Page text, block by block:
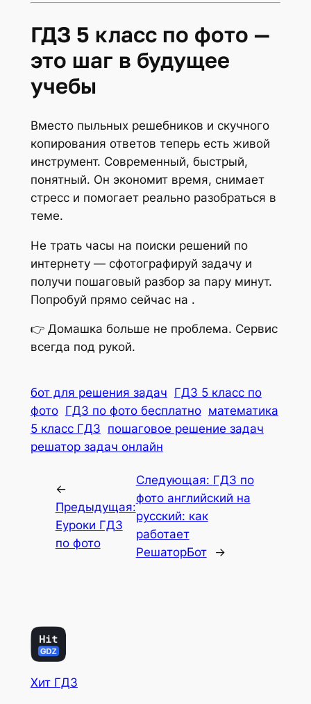
ГДЗ 5 класс по фото —
это шаг в будущее
учебы
Вместо пыльных решебников и скучного
копирования ответов теперь есть живой
инструмент. Современный, быстрый,
понятный. Он экономит время, снимает
стресс и помогает реально разобраться в
теме.
Не трать часы на поиски решений по
интернету — сфотографируй задачу и
получи пошаговый разбор за пару минут.
Попробуй прямо сейчас на .
👉 Домашка больше не проблема. Сервис
всегда под рукой.
бот для решения задач ГДЗ 5 класс по
фото ГДЗ по фото бесплатно математика
5 класс ГДЗ пошаговое решение задач
решатор задач онлайн
←
Предыдущая:
Еуроки ГДЗ
по фото
Следующая: ГДЗ по
фото английский на
русский: как
работает
РешаторБот
→
Хит ГДЗ